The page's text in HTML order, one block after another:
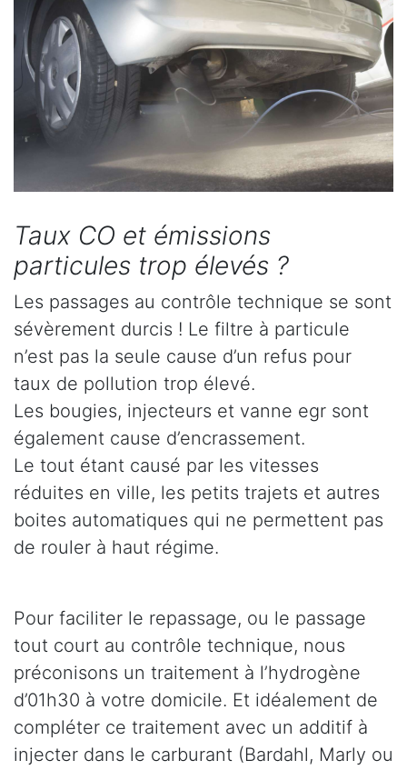
Taux CO et émissions
particules trop élevés ?
Les passages au contrôle technique se sont
sévèrement durcis ! Le filtre à particule
n’est pas la seule cause d’un refus pour
taux de pollution trop élevé.
Les bougies, injecteurs et vanne egr sont
également cause d’encrassement.
Le tout étant causé par les vitesses
réduites en ville, les petits trajets et autres
boites automatiques qui ne permettent pas
de rouler à haut régime.
Pour faciliter le repassage, ou le passage
tout court au contrôle technique, nous
préconisons un traitement à l’hydrogène
d’01h30 à votre domicile. Et idéalement de
compléter ce traitement avec un additif à
injecter dans le carburant (Bardahl, Marly ou